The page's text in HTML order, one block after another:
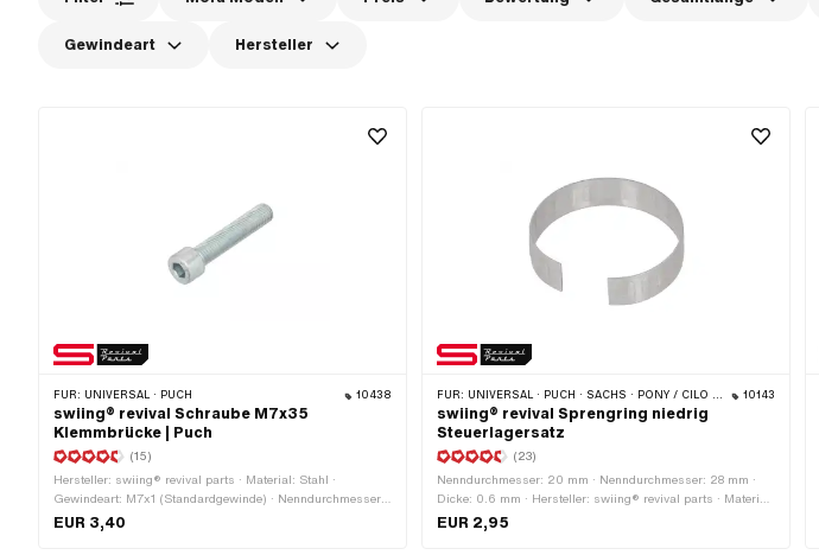
Gewindeart Hersteller
FÜR: UNIVERSAL · PUCH 10438
swiing® revival Schraube M7x35
Klemmbrücke | Puch
(15)
Hersteller: swiing® revival parts · Material: Stahl ·
Gewindeart: M7x1 (Standardgewinde) · Nenndurchmesser
(Gewinde): 7 mm · Antrieb: Innensechskant ·
EUR 3,40
FÜR: UNIVERSAL · PUCH · SACHS · PONY / CILO (BETA 521 & 512) · PIAGGIO · ZÜNDAPP BELMONDO · TOMOS 10143
swiing® revival Sprengring niedrig
Steuerlagersatz
(23)
Nenndurchmesser: 20 mm · Nenndurchmesser: 28 mm ·
Dicke: 0.6 mm · Hersteller: swiing® revival parts · Material:
Federstahl · Höhe: 7 mm · Puch OEM-Nr.: 349.1.30.015.1 ·
EUR 2,95